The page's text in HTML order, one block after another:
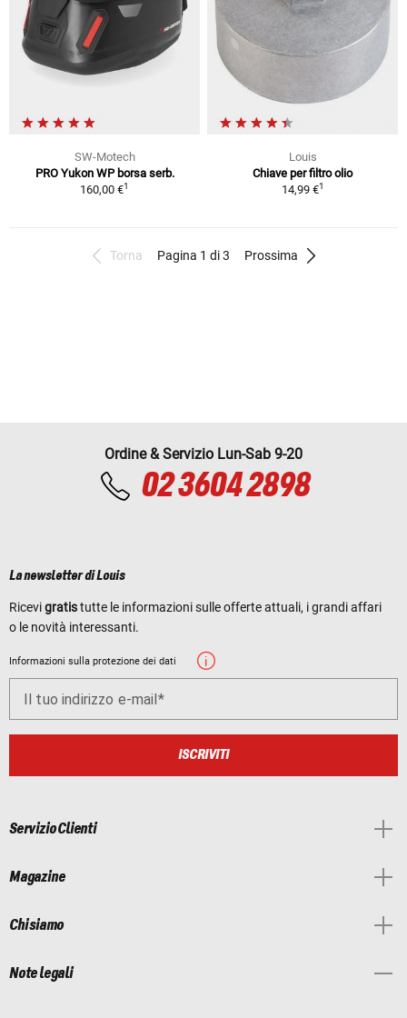
SW-Motech
PRO Yukon WP borsa serb.
160,00 €1
Louis
Chiave per filtro olio
14,99 €1
Torna Pagina 1 di 3 Prossima
Ordine & Servizio Lun-Sab 9-20
02 3604 2898
La newsletter di Louis
Ricevigratistutte le informazioni sulle offerte attuali, i grandi affari
o le novità interessanti.
Informazioni sulla protezione dei dati
Il tuo indirizzo e-mail
ISCRIVITI
Servizio Clienti
Magazine
Chi siamo
Note legali